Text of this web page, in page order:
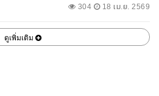
304 18 เม.ย. 2569
ดูเพิ่มเติม